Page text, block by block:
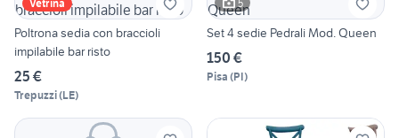
Vetrina
Poltrona sedia con braccioli
impilabile bar risto
25 €
Trepuzzi(LE)
5
Set 4 sedie Pedrali Mod. Queen
150 €
Pisa (PI)